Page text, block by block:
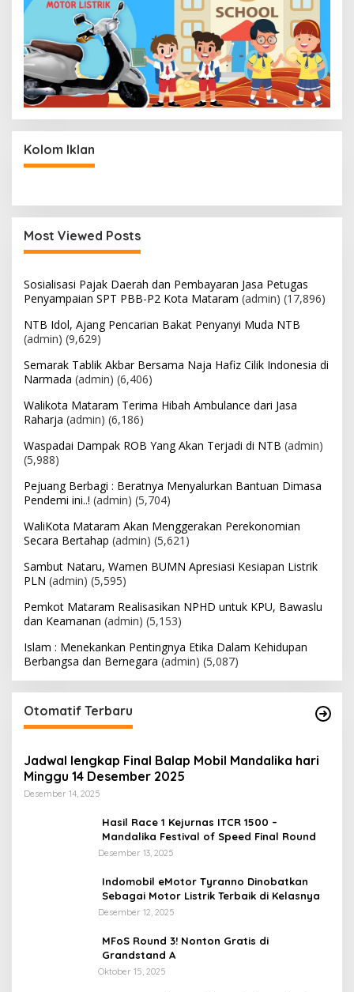
Kolom Iklan
Most Viewed Posts
Sosialisasi Pajak Daerah dan Pembayaran Jasa Petugas
Penyampaian SPT PBB-P2 Kota Mataram (admin) (17,896)
NTB Idol, Ajang Pencarian Bakat Penyanyi Muda NTB
(admin) (9,629)
Semarak Tablik Akbar Bersama Naja Hafiz Cilik Indonesia di
Narmada (admin) (6,406)
Walikota Mataram Terima Hibah Ambulance dari Jasa
Raharja (admin) (6,186)
Waspadai Dampak ROB Yang Akan Terjadi di NTB (admin)
(5,988)
Pejuang Berbagi : Beratnya Menyalurkan Bantuan Dimasa
Pendemi ini..! (admin) (5,704)
WaliKota Mataram Akan Menggerakan Perekonomian
Secara Bertahap (admin) (5,621)
Sambut Nataru, Wamen BUMN Apresiasi Kesiapan Listrik
PLN (admin) (5,595)
Pemkot Mataram Realisasikan NPHD untuk KPU, Bawaslu
dan Keamanan (admin) (5,153)
Islam : Menekankan Pentingnya Etika Dalam Kehidupan
Berbangsa dan Bernegara (admin) (5,087)
Otomatif Terbaru
Jadwal lengkap Final Balap Mobil Mandalika hari
Minggu 14 Desember 2025
Desember 14, 2025
Hasil Race 1 Kejurnas ITCR 1500 –
Mandalika Festival of Speed Final Round
Desember 13, 2025
Indomobil eMotor Tyranno Dinobatkan
Sebagai Motor Listrik Terbaik di Kelasnya
Desember 12, 2025
MFoS Round 3! Nonton Gratis di
Grandstand A
Oktober 15, 2025